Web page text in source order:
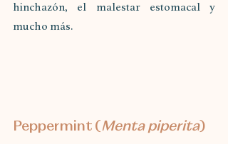
hinchazón, el malestar estomacal y
mucho más.
Peppermint ( Menta piperita)